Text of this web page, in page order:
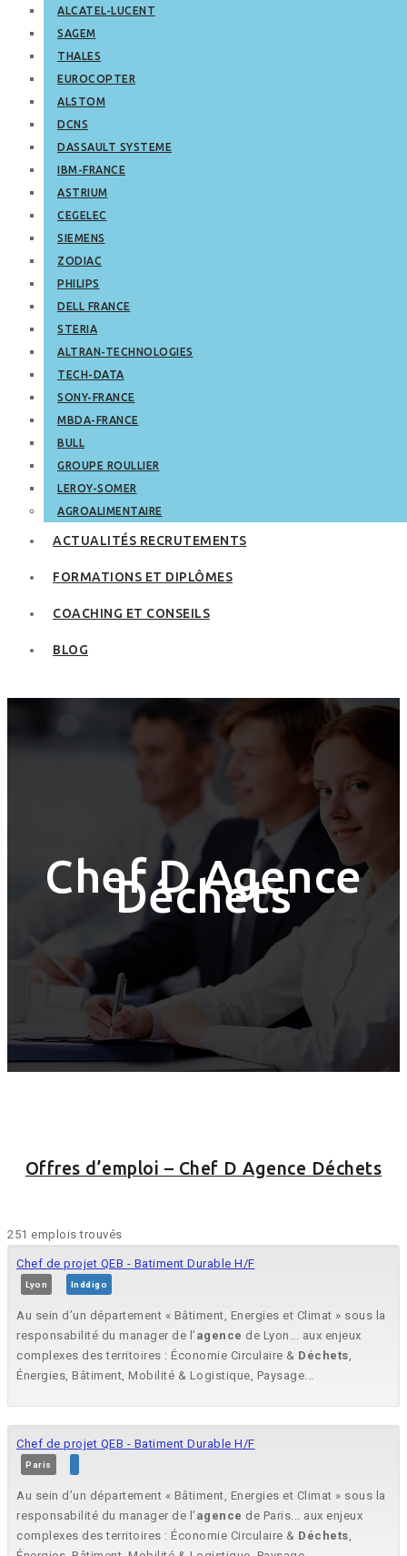
ALCATEL-LUCENT
SAGEM
THALES
EUROCOPTER
ALSTOM
DCNS
DASSAULT SYSTEME
IBM-FRANCE
ASTRIUM
CEGELEC
SIEMENS
ZODIAC
PHILIPS
DELL FRANCE
STERIA
ALTRAN-TECHNOLOGIES
TECH-DATA
SONY-FRANCE
MBDA-FRANCE
BULL
GROUPE ROULLIER
LEROY-SOMER
AGROALIMENTAIRE
ACTUALITÉS RECRUTEMENTS
FORMATIONS ET DIPLÔMES
COACHING ET CONSEILS
BLOG
Chef D Agence
Déchets
Offres d’emploi – Chef D Agence Déchets
251 emplois trouvés
Chef de projet QEB - Batiment Durable H/F
Lyon Inddigo
Au sein d’un département « Bâtiment, Energies et Climat » sous la
responsabilité du manager de l’ agence de Lyon... aux enjeux
complexes des territoires : Économie Circulaire & Déchets,
Énergies, Bâtiment, Mobilité & Logistique, Paysage...
Chef de projet QEB - Batiment Durable H/F
Paris
Au sein d’un département « Bâtiment, Energies et Climat » sous la
responsabilité du manager de l’ agence de Paris... aux enjeux
complexes des territoires : Économie Circulaire & Déchets,